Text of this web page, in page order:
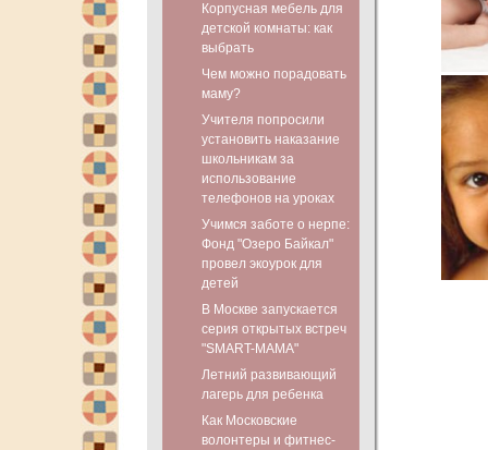
Корпусная мебель для
детской комнаты: как
выбрать
Чем можно порадовать
маму?
Учителя попросили
установить наказание
школьникам за
использование
телефонов на уроках
Учимся заботе о нерпе:
Фонд "Озеро Байкал"
провел экоурок для
детей
В Москве запускается
серия открытых встреч
"SMART-МАМА"
Летний развивающий
лагерь для ребенка
Как Московские
волонтеры и фитнес-